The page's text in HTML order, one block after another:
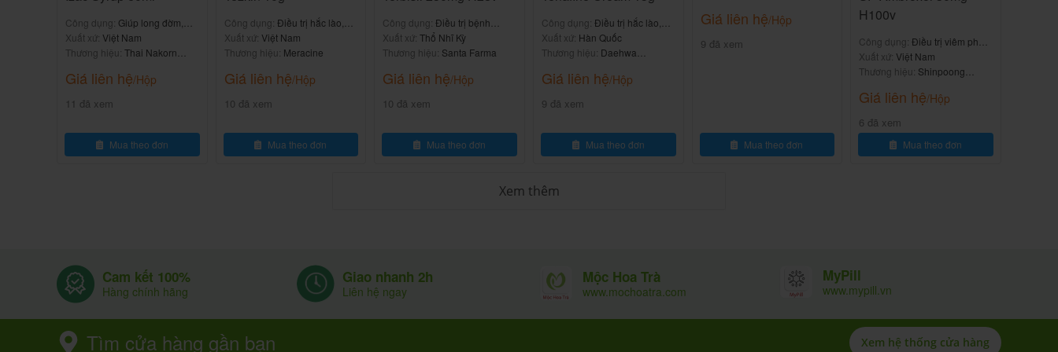
hai lần trong ngày vào mỗi lỗ mũi.
Nếu triệu chứng được kiểm soát đầy đủ, tổng liều dùng có thể được giảm xuống còn 200
microgram thành 2 nhát xịt (50 microgram/1 nhát xịt) vào mỗi lỗ mũi một lần trong ngày.
Hướ
ẫn s
ử d
n
h
n
Công dụng: Giúp long đờm,
giảm ho
Xuất xứ: Việt Nam
Thương hiệu: Thai Nakorn
Giá liên hệ/Hộp
11 đã xem
Mua theo đơn
Công dụng: Điều trị hắc lào,
nấm kẽ chân, nấm bẹn
Xuất xứ: Việt Nam
Thương hiệu: Meracine
Giá liên hệ/Hộp
10 đã xem
Mua theo đơn
Công dụng: Điều trị bệnh
nhiễm nấm da, tóc và móng
Xuất xứ: Thổ Nhĩ Kỳ
Thương hiệu: Santa Farma
Giá liên hệ/Hộp
10 đã xem
Mua theo đơn
Công dụng: Điều trị hắc lào,
lang ben, nấm kẽ chân
Xuất xứ: Hàn Quốc
Thương hiệu: Daehwa
Giá liên hệ/Hộp
9 đã xem
Mua theo đơn
Giá liên hệ/Hộp
9 đã xem
Mua theo đơn
H100v
Công dụng: Điều trị viêm phế
quản mạn
Xuất xứ: Việt Nam
Thương hiệu: Shinpoong
Giá liên hệ/Hộp
6 đã xem
Mua theo đơn
Xem thêm
Cam kết 100%
Hàng chính hãng
Giao nhanh 2h
Liên hệ ngay
Mộc Hoa Trà
www.mochoatra.com
MyPill
www.mypill.vn
Tìm cửa hàng gần bạn Xem hệ thống cửa hàng